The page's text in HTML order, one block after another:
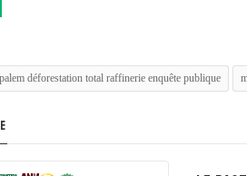
déforestation total raffinerie enquête publique